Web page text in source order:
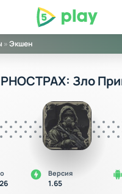
5play
»Экшен
Зло
Версия
1.65